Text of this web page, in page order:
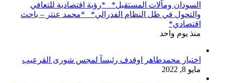
السودان ومآلات المستقبل* *رؤية اقتصادية للتعافي
والتحول في ظل النظام الفدرالي* *محمد عنتر – باحث
اقتصادي*
منذ يوم واحد
اختيار محمدطاهر اوقدف رئيسآ لمجس شورى القرعيب
مايو 8, 2022